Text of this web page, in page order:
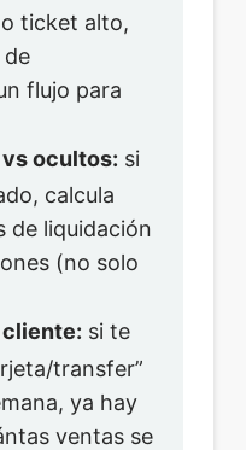
ticket alto,
de
flujo para
ocultos: si
calcula
de liquidación
(no solo
si te
transfer”
ya hay
ventas se